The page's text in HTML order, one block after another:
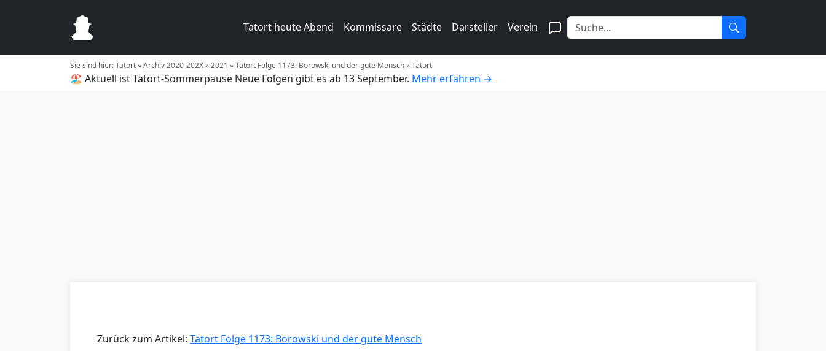
Tatort heute Abend Kommissare Städte Darsteller Verein
Sie sind hier:Tatort»Archiv 2020-202X»2021 »Tatort Folge 1173: Borowski und der gute Mensch»Tatort
🏖️ Aktuell ist Tatort-Sommerpause Neue Folgen gibt es ab 13 September. Mehr erfahren →
Zurück zum Artikel: Tatort Folge 1173: Borowski und der gute Mensch